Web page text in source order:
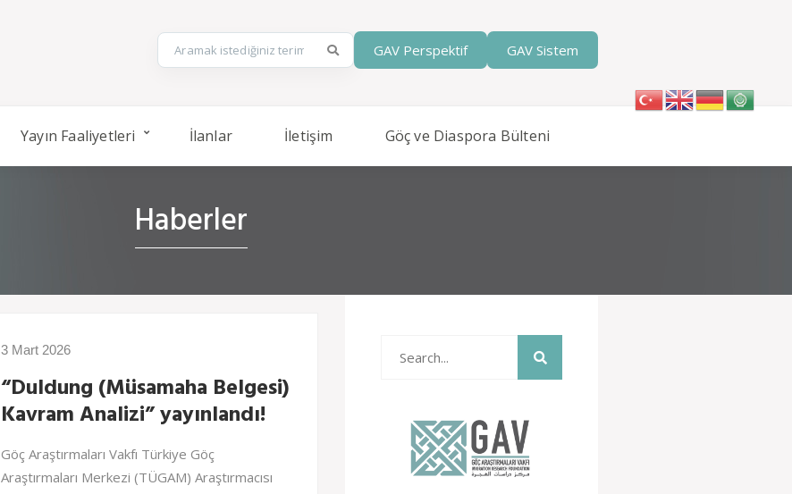
GAV Perspektif GAV Sistem
Yayın Faaliyetleri İlanlar İletişim Göç ve Diaspora Bülteni
Haberler
3 Mart 2026
“Duldung (Müsamaha Belgesi)
Kavram Analizi” yayınlandı!
Göç Araştırmaları Vakfı Türkiye Göç
Araştırmaları Merkezi (TÜGAM) Araştırmacısı